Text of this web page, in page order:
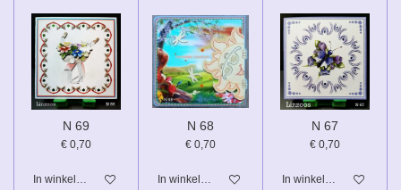
N 69
€ 0,70
In winkelwagen
N 68
€ 0,70
In winkelwagen
N 67
€ 0,70
In winkelwagen